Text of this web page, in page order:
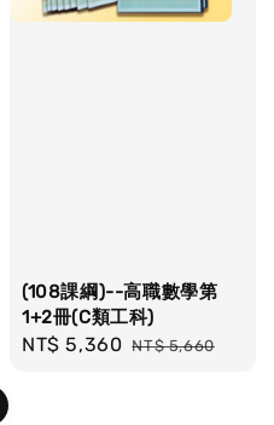
(108課綱)--高職數學第
1+2冊(C類工科)
Sale
NT$ 5,360 Regular
NT$ 5,660